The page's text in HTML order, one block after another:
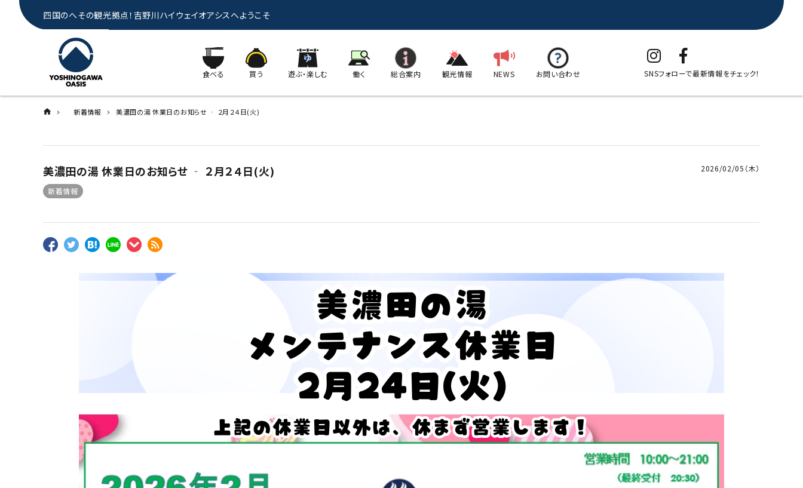
四国のへその観光拠点！吉野川ハイウェイオアシスへようこそ
食べる 買う 遊ぶ・楽しむ 働く 総合案内 観光情報 NEWS お問い合わせ SNSフォローで最新情報をチェック！
新着情報 美濃田の湯 休業日のお知らせ ‐ ２月２４日(火)
美濃田の湯 休業日のお知らせ ‐ ２月２４日(火) 2026/02/05（木）
新着情報